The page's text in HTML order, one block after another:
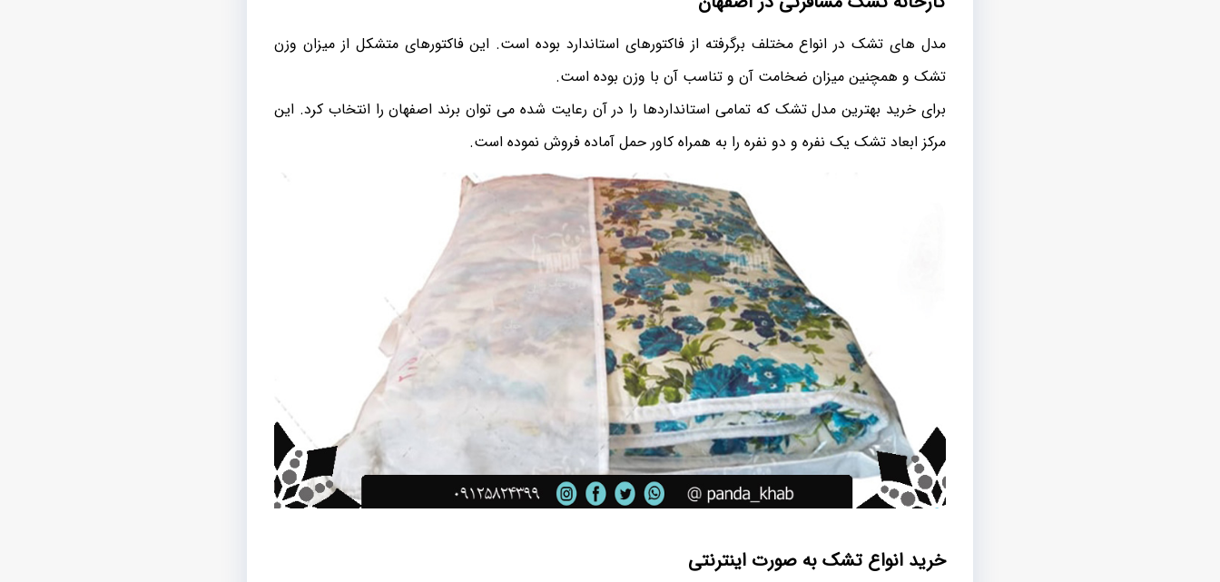
مدل های تشک در انواع مختلف برگرفته از فاکتورهای استاندارد بوده است. این فاکتورهای متشکل از میزان وزن
تشک و همچنین میزان ضخامت آن و تناسب آن با وزن بوده است.
برای خرید بهترین مدل تشک که تمامی استانداردها را در آن رعایت شده می توان برند اصفهان را انتخاب کرد. این
مرکز ابعاد تشک یک نفره و دو نفره را به همراه کاور حمل آماده فروش نموده است.
خرید انواع تشک به صورت اینترنتی